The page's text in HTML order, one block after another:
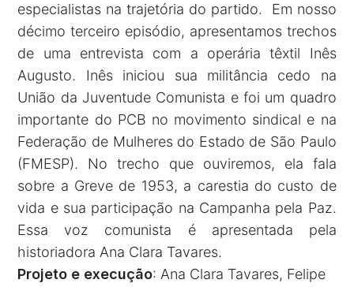
especialistas na trajetória do partido. Em nosso
décimo terceiro episódio, apresentamos trechos
de uma entrevista com a operária têxtil Inês
Augusto. Inês iniciou sua militância cedo na
União da Juventude Comunista e foi um quadro
importante do PCB no movimento sindical e na
Federação de Mulheres do Estado de São Paulo
(FMESP). No trecho que ouviremos, ela fala
sobre a Greve de 1953, a carestia do custo de
vida e sua participação na Campanha pela Paz.
Essa voz comunista é apresentada pela
historiadora Ana Clara Tavares.
Projeto e execução: Ana Clara Tavares, Felipe